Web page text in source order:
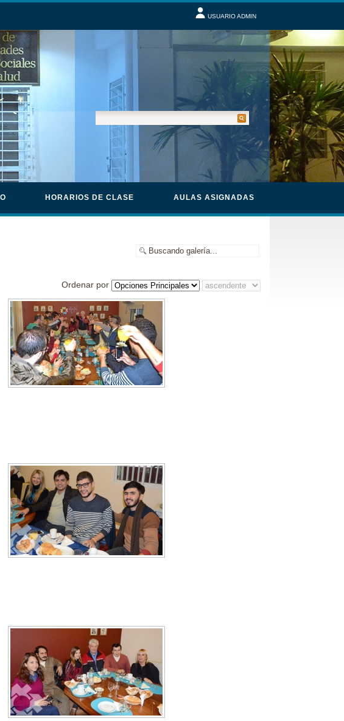
USUARIO ADMIN
HORARIOS DE CLASE AULAS ASIGNADAS
Ordenar por